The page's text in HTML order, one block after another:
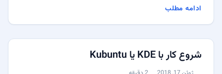
Office این مشکلی نیست چون اونجا ابزار کامل ویرایش متن
داریم، ولی جایی مثل لینکداین که داریم پست مینویسیم یا حتی
جایی مثل Mattermost Web این موضوع کمی مشکل ساز
میشه. ...
ادامه مطلب
شروع کار با KDE یا Kubuntu